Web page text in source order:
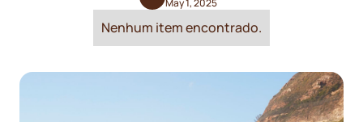
Nenhum item encontrado.